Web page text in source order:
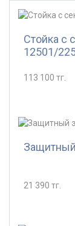
Стойка с
12501/
113 100 тг.
21 390 тг.